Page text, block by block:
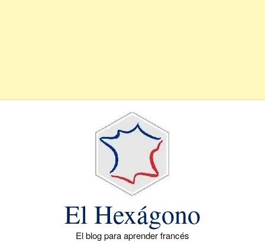
El Hexágono
El blog para aprender francés